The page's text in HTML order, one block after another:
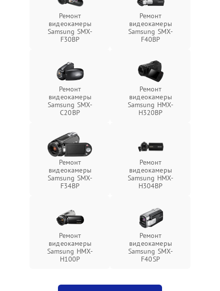
Ремонт
видеокамеры
Samsung SMX-
F30BP
Ремонт
видеокамеры
Samsung SMX-
F40BP
Ремонт
видеокамеры
Samsung SMX-
C20BP
Ремонт
видеокамеры
Samsung HMX-
H320BP
Ремонт
видеокамеры
Samsung SMX-
F34BP
Ремонт
видеокамеры
Samsung HMX-
H304BP
Ремонт
видеокамеры
Samsung HMX-
H100P
Ремонт
видеокамеры
Samsung SMX-
F40SP